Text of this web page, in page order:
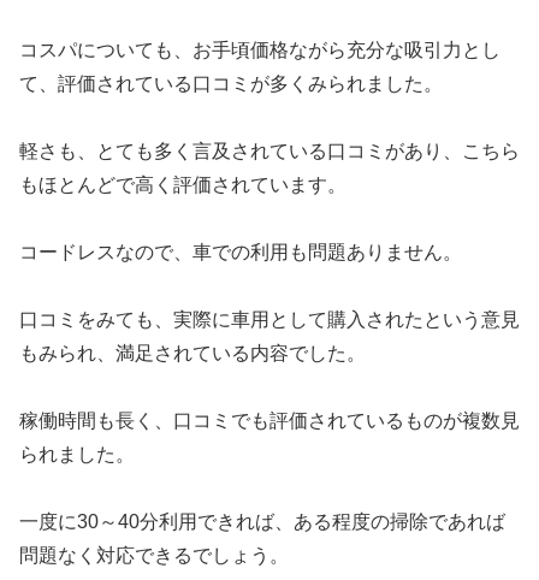
コスパについても、お手頃価格ながら充分な吸引力とし
て、評価されている口コミが多くみられました。
軽さも、とても多く言及されている口コミがあり、こちら
もほとんどで高く評価されています。
コードレスなので、車での利用も問題ありません。
口コミをみても、実際に車用として購入されたという意見
もみられ、満足されている内容でした。
稼働時間も長く、口コミでも評価されているものが複数見
られました。
一度に30～40分利用できれば、ある程度の掃除であれば
問題なく対応できるでしょう。